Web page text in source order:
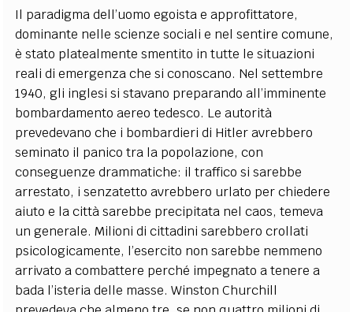
Il paradigma dell’uomo egoista e approfittatore,
dominante nelle scienze sociali e nel sentire comune,
è stato platealmente smentito in tutte le situazioni
reali di emergenza che si conoscano. Nel settembre
1940, gli inglesi si stavano preparando all’imminente
bombardamento aereo tedesco. Le autorità
prevedevano che i bombardieri di Hitler avrebbero
seminato il panico tra la popolazione, con
conseguenze drammatiche: il traffico si sarebbe
arrestato, i senzatetto avrebbero urlato per chiedere
aiuto e la città sarebbe precipitata nel caos, temeva
un generale. Milioni di cittadini sarebbero crollati
psicologicamente, l’esercito non sarebbe nemmeno
arrivato a combattere perché impegnato a tenere a
bada l’isteria delle masse. Winston Churchill